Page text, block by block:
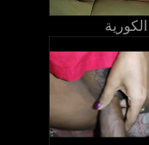
الكورية